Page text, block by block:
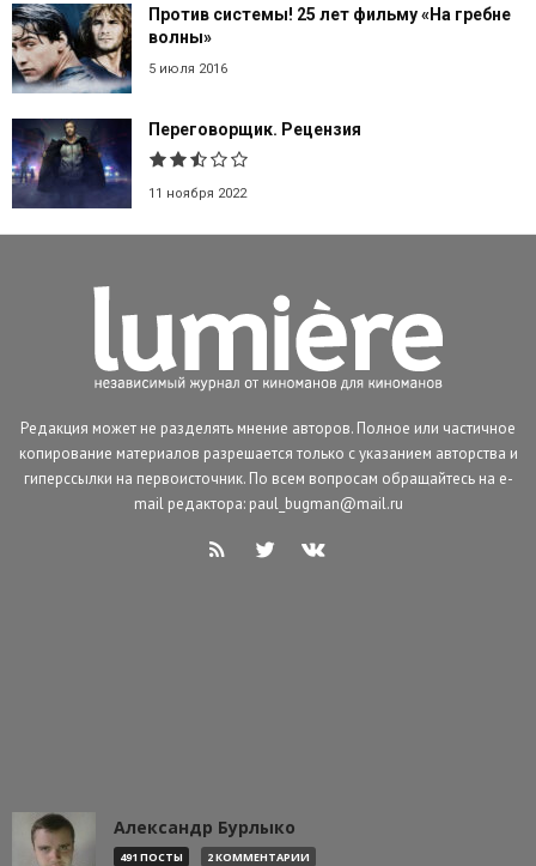
Против системы! 25 лет фильму «На гребне
волны»
5 июля 2016
Переговорщик. Рецензия
11 ноября 2022
Редакция может не разделять мнение авторов. Полное или частичное
копирование материалов разрешается только с указанием авторства и
гиперссылки на первоисточник. По всем вопросам обращайтесь на e-
mail редактора: paul_bugman@mail.ru
Александр Бурлыко
491 ПОСТЫ 2 КОММЕНТАРИИ